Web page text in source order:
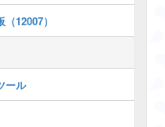
12007）
ール